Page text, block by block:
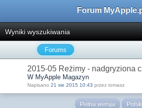
Forum
Wyniki wyszukiwania
Forums
2015-05 Reżimy - nadgryziona
W MyApple Magazyn
Napisano 21 sie 2015 10:43 przez tomasz
Pełna wersja Polski